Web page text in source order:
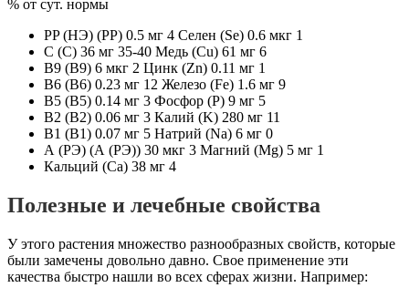
% от сут. нормы
PP (НЭ) (PP) 0.5 мг 4 Селен (Se) 0.6 мкг 1
С (C) 36 мг 35-40 Медь (Cu) 61 мг 6
В9 (В9) 6 мкг 2 Цинк (Zn) 0.11 мг 1
В6 (В6) 0.23 мг 12 Железо (Fe) 1.6 мг 9
В5 (В5) 0.14 мг 3 Фосфор (P) 9 мг 5
В2 (В2) 0.06 мг 3 Калий (K) 280 мг 11
В1 (В1) 0.07 мг 5 Натрий (Na) 6 мг 0
А (РЭ) (А (РЭ)) 30 мкг 3 Магний (Mg) 5 мг 1
Кальций (Ca) 38 мг 4
Полезные и лечебные свойства
У этого растения множество разнообразных свойств, которые
были замечены довольно давно. Свое применение эти
качества быстро нашли во всех сферах жизни. Например: